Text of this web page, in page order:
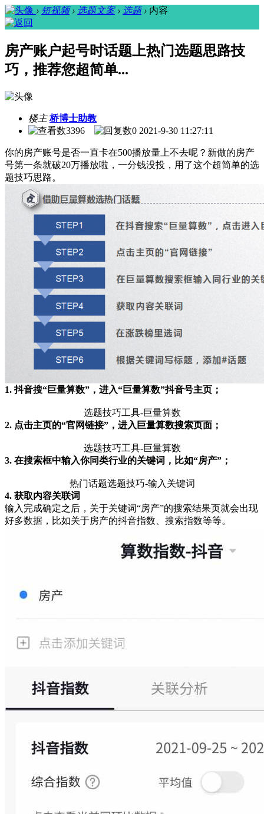
› 短视频 › 选题文案 › 选题 › 内容
房产账户起号时话题上热门选题思路技
巧，推荐您超简单...
楼主 桥博士助教
3396
0 2021-9-30 11:27:11
你的房产账号是否一直卡在500播放量上不去呢？新做的房产
号第一条就破20万播放啦，一分钱没投，用了这个超简单的选
题技巧思路。
1. 抖音搜“巨量算数”，进入“巨量算数”抖音号主页；
选题技巧工具-巨量算数
2. 点击主页的“官网链接”，进入巨量算数搜索页面；
选题技巧工具-巨量算数
3. 在搜索框中输入你同类行业的关键词，比如“房产”；
热门话题选题技巧-输入关键词
4. 获取内容关联词
输入完成确定之后，关于关键词“房产”的搜索结果页就会出现
好多数据，比如关于房产的抖音指数、搜索指数等等。